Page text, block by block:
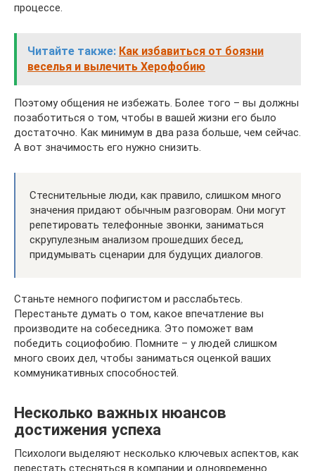
процессе.
Читайте также: Как избавиться от боязни
веселья и вылечить Херофобию
Поэтому общения не избежать. Более того – вы должны
позаботиться о том, чтобы в вашей жизни его было
достаточно. Как минимум в два раза больше, чем сейчас.
А вот значимость его нужно снизить.
Стеснительные люди, как правило, слишком много
значения придают обычным разговорам. Они могут
репетировать телефонные звонки, заниматься
скрупулезным анализом прошедших бесед,
придумывать сценарии для будущих диалогов.
Станьте немного пофигистом и расслабьтесь.
Перестаньте думать о том, какое впечатление вы
производите на собеседника. Это поможет вам
победить социофобию. Помните – у людей слишком
много своих дел, чтобы заниматься оценкой ваших
коммуникативных способностей.
Несколько важных нюансов
достижения успеха
Психологи выделяют несколько ключевых аспектов, как
перестать стесняться в компании и одновременно